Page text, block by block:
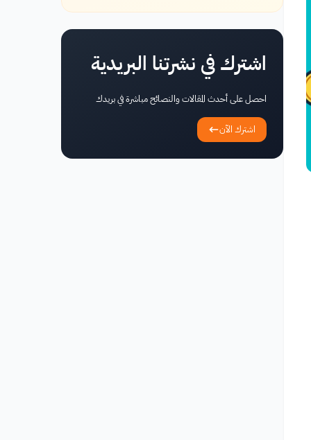
اشترك في نشرتنا البريدية
احصل على أحدث المقالات والنصائح مباشرة في بريدك
اشترك الآن